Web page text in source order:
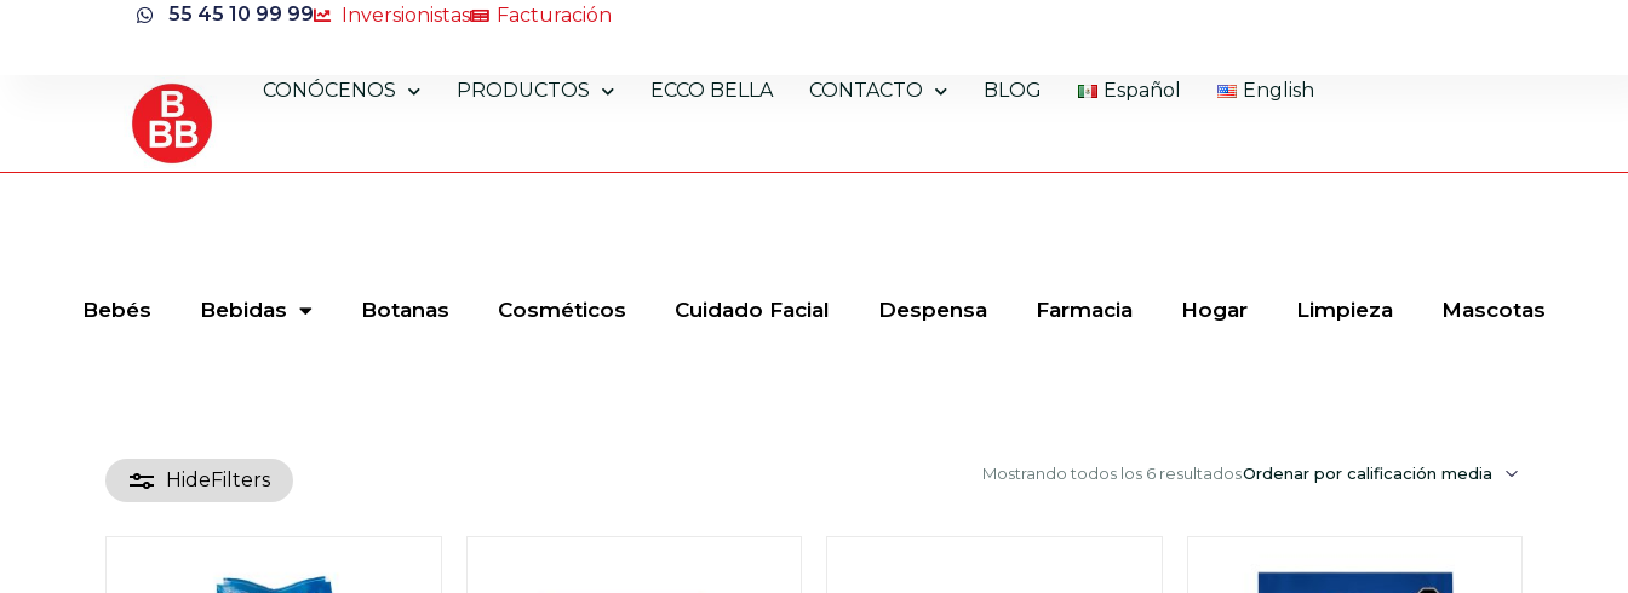
55 45 10 99 99 Inversionistas Facturación
CONÓCENOS PRODUCTOS ECCO BELLA CONTACTO BLOG Español English
Bebés Bebidas Botanas Cosméticos Cuidado Facial Despensa Farmacia Hogar Limpieza Mascotas
HideFilters Mostrando todos los 6 resultados